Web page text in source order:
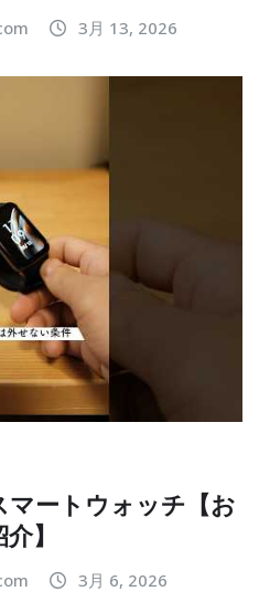
3月 13, 2026
ートウォッチ【お
】
3月 6, 2026